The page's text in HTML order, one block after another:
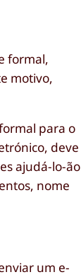
formal,
motivo,
para o
deve
ajudá-lo-ão
nome
um e-